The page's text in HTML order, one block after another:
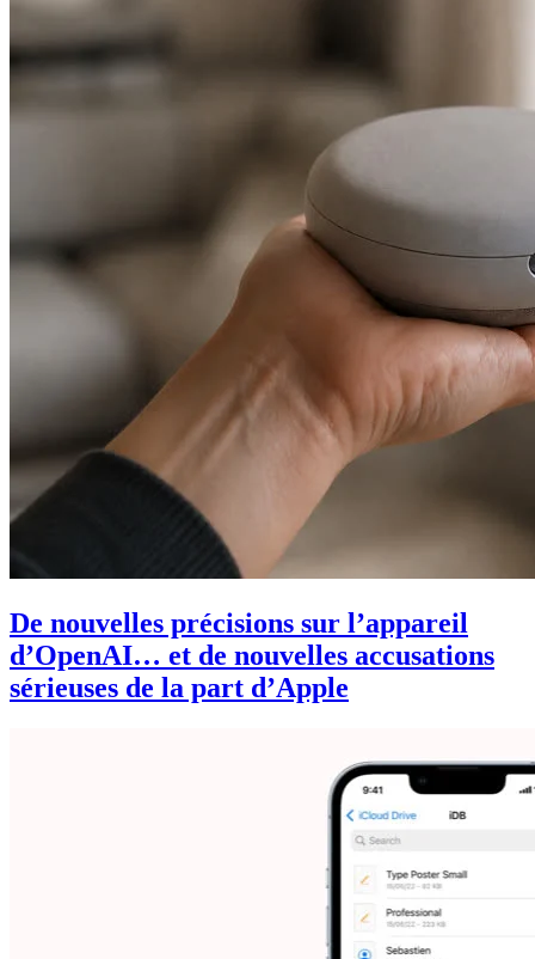
De nouvelles précisions sur l’appareil
d’OpenAI… et de nouvelles accusations
sérieuses de la part d’Apple